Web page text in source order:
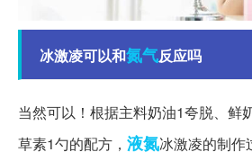
冰激凌可以和氮气反应吗
当然可以！根据主料奶油1夸脱、鲜
草素1勺的配方， 液氮冰激凌的制作